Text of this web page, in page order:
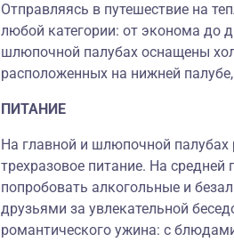
Отправляясь в путешествие на
любой категории: от эконома до
шлюпочной палубах оснащены
расположенных на нижней
ПИТАНИЕ
На главной и шлюпочной палубах
трехразовое питание. На
попробовать алкогольные и
друзьями за увлекательной
романтического ужина: с